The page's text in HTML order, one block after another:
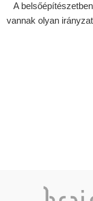
A
vannak olyan